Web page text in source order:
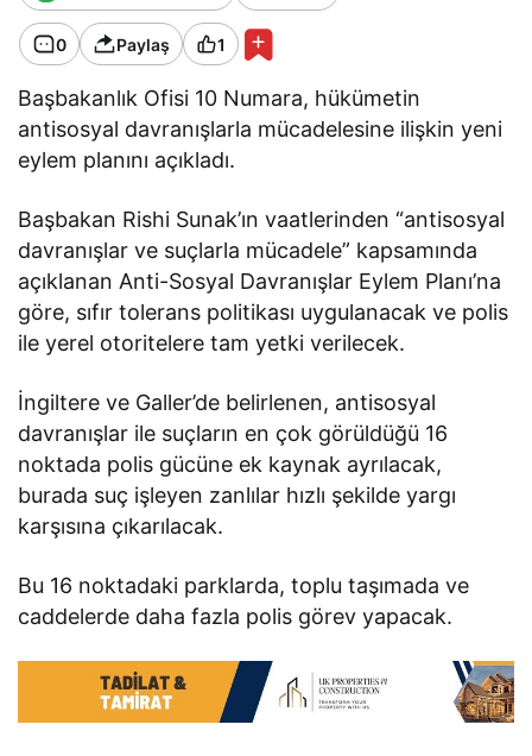
0 Paylaş 1
Başbakanlık Ofisi 10 Numara, hükümetin
antisosyal davranışlarla mücadelesine ilişkin yeni
eylem planını açıkladı.
Başbakan Rishi Sunak’ın vaatlerinden “antisosyal
davranışlar ve suçlarla mücadele” kapsamında
açıklanan Anti-Sosyal Davranışlar Eylem Planı’na
göre, sıfır tolerans politikası uygulanacak ve polis
ile yerel otoritelere tam yetki verilecek.
İngiltere ve Galler’de belirlenen, antisosyal
davranışlar ile suçların en çok görüldüğü 16
noktada polis gücüne ek kaynak ayrılacak,
burada suç işleyen zanlılar hızlı şekilde yargı
karşısına çıkarılacak.
Bu 16 noktadaki parklarda, toplu taşımada ve
caddelerde daha fazla polis görev yapacak.